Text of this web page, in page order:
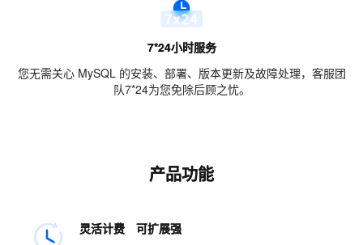
7*24小时服务
您无需关心 MySQL 的安装、部署、版本更新及故障处理，客服团
队7*24为您免除后顾之忧。
产品功能
灵活计费 可扩展强